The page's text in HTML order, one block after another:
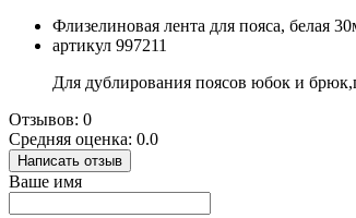
Флизелиновая лента для пояса, белая
артикул 997211
Для дублирования поясов юбок и
Отзывов: 0
Средняя оценка: 0.0
Написать отзыв
Ваше имя